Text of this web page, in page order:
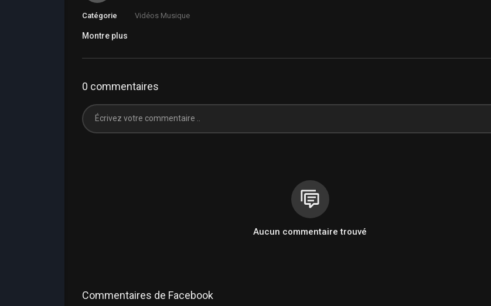
Catégorie Vidéos Musique
Montre plus
0 commentaires
Aucun commentaire trouvé
Commentaires de Facebook